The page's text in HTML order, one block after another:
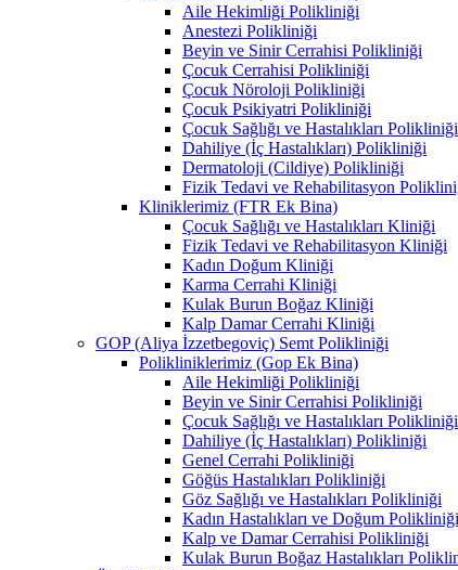
Aile Hekimliği Polikliniği
Anestezi Polikliniği
Beyin ve Sinir Cerrahisi Polikliniği
Çocuk Cerrahisi Polikliniği
Çocuk Nöroloji Polikliniği
Çocuk Psikiyatri Polikliniği
Çocuk Sağlığı ve Hastalıkları Polikliniği
Dahiliye (İç Hastalıkları) Polikliniği
Dermatoloji (Cildiye) Polikliniği
Fizik Tedavi ve Rehabilitasyon
Kliniklerimiz (FTR Ek Bina)
Çocuk Sağlığı ve Hastalıkları Kliniği
Fizik Tedavi ve Rehabilitasyon Kliniği
Kadın Doğum Kliniği
Karma Cerrahi Kliniği
Kulak Burun Boğaz Kliniği
Kalp Damar Cerrahi Kliniği
GOP (Aliya İzzetbegoviç) Semt Polikliniği
Polikliniklerimiz (Gop Ek Bina)
Aile Hekimliği Polikliniği
Beyin ve Sinir Cerrahisi Polikliniği
Çocuk Sağlığı ve Hastalıkları Polikliniği
Dahiliye (İç Hastalıkları) Polikliniği
Genel Cerrahi Polikliniği
Göğüs Hastalıkları Polikliniği
Göz Sağlığı ve Hastalıkları Polikliniği
Kadın Hastalıkları ve Doğum Polikliniği
Kalp ve Damar Cerrahisi Polikliniği
Kulak Burun Boğaz Hastalıkları